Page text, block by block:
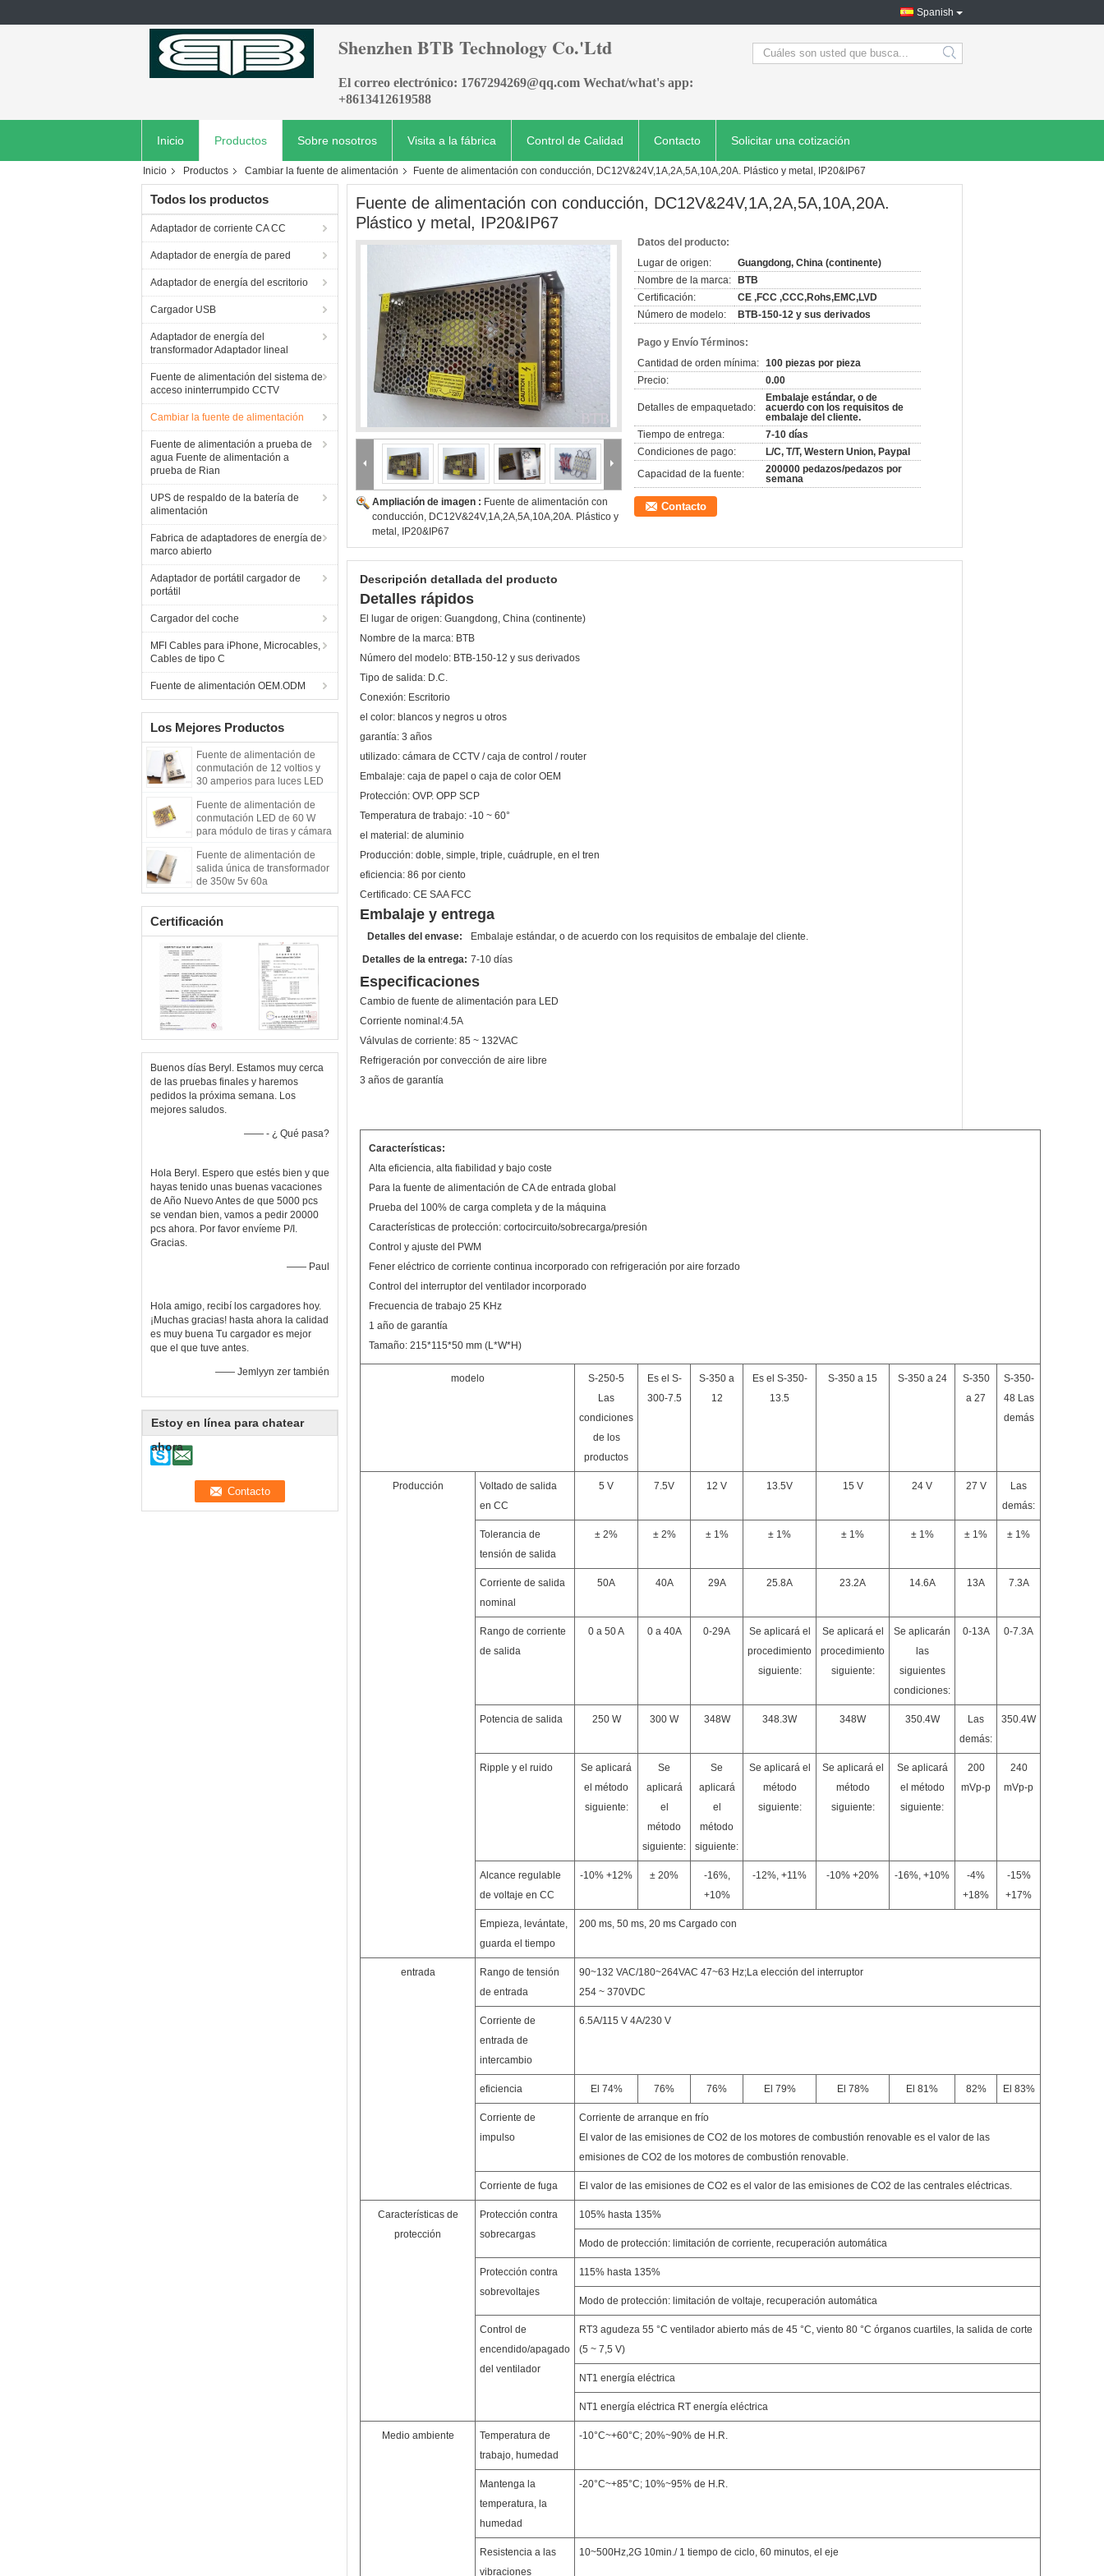
Spanish
Shenzhen BTB Technology Co.'Ltd
El correo electrónico: 1767294269@qq.com Wechat/what's app:
+8613412619588
search
Inicio Productos Sobre nosotros Visita a la fábrica Control de Calidad Contacto Solicitar una cotización
Inicio Productos Cambiar la fuente de alimentación Fuente de alimentación con conducción, DC12V&24V,1A,2A,5A,10A,20A. Plástico y metal, IP20&IP67
Todos los productos
Adaptador de corriente CA CC
Adaptador de energía de pared
Adaptador de energía del escritorio
Cargador USB
Adaptador de energía del
transformador Adaptador lineal
Fuente de alimentación del sistema de
acceso ininterrumpido CCTV
Cambiar la fuente de alimentación
Fuente de alimentación a prueba de
agua Fuente de alimentación a
prueba de Rian
UPS de respaldo de la batería de
alimentación
Fabrica de adaptadores de energía de
marco abierto
Adaptador de portátil cargador de
portátil
Cargador del coche
MFI Cables para iPhone, Microcables,
Cables de tipo C
Fuente de alimentación OEM.ODM
Los Mejores Productos
Fuente de alimentación de
conmutación de 12 voltios y
30 amperios para luces LED
Fuente de alimentación de
conmutación LED de 60 W
para módulo de tiras y cámara
Fuente de alimentación de
salida única de transformador
de 350w 5v 60a
Certificación
Buenos días Beryl. Estamos muy cerca
de las pruebas finales y haremos
pedidos la próxima semana. Los
mejores saludos.
—— - ¿ Qué pasa?
Hola Beryl. Espero que estés bien y que
hayas tenido unas buenas vacaciones
de Año Nuevo Antes de que 5000 pcs
se vendan bien, vamos a pedir 20000
pcs ahora. Por favor envíeme P/I.
Gracias.
—— Paul
Hola amigo, recibí los cargadores hoy.
¡Muchas gracias! hasta ahora la calidad
es muy buena Tu cargador es mejor
que el que tuve antes.
—— Jemlyyn zer también
Estoy en línea para chatear
ahora
Fuente de alimentación con conducción, DC12V&24V,1A,2A,5A,10A,20A.
Plástico y metal, IP20&IP67
Ampliación de imagen : Fuente de alimentación con
conducción, DC12V&24V,1A,2A,5A,10A,20A. Plástico y
metal, IP20&IP67
Datos del producto:
Lugar de origen:
Guangdong, China (continente)
Nombre de la marca:
BTB
Certificación:
CE ,FCC ,CCC,Rohs,EMC,LVD
Número de modelo:
BTB-150-12 y sus derivados
Pago y Envío Términos:
Cantidad de orden mínima: 100 piezas por pieza
Precio:
0.00
Detalles de empaquetado:
Embalaje estándar, o de
acuerdo con los requisitos de
embalaje del cliente.
Tiempo de entrega:
7-10 días
Condiciones de pago:
L/C, T/T, Western Union, Paypal
Capacidad de la fuente:
200000 pedazos/pedazos por
semana
Contacto
Descripción detallada del producto
Detalles rápidos
El lugar de origen: Guangdong, China (continente)
Nombre de la marca: BTB
Número del modelo: BTB-150-12 y sus derivados
Tipo de salida: D.C.
Conexión: Escritorio
el color: blancos y negros u otros
garantía: 3 años
utilizado: cámara de CCTV / caja de control / router
Embalaje: caja de papel o caja de color OEM
Protección: OVP. OPP SCP
Temperatura de trabajo: -10 ~ 60°
el material: de aluminio
Producción: doble, simple, triple, cuádruple, en el tren
eficiencia: 86 por ciento
Certificado: CE SAA FCC
Embalaje y entrega
Detalles del envase:
Embalaje estándar, o de acuerdo con los requisitos de embalaje del cliente.
Detalles de la entrega: 7-10 días
Especificaciones
Cambio de fuente de alimentación para LED
Corriente nominal:4.5A
Válvulas de corriente: 85 ~ 132VAC
Refrigeración por convección de aire libre
3 años de garantía
Características:
Alta eficiencia, alta fiabilidad y bajo coste
Para la fuente de alimentación de CA de entrada global
Prueba del 100% de carga completa y de la máquina
Características de protección: cortocircuito/sobrecarga/presión
Control y ajuste del PWM
Fener eléctrico de corriente continua incorporado con refrigeración por aire forzado
Control del interruptor del ventilador incorporado
Frecuencia de trabajo 25 KHz
1 año de garantía
Tamaño: 215*115*50 mm (L*W*H)
modelo
S-250-5
Las
condiciones
de los
productos
Es el S-
300-7.5
S-350 a
12
Es el S-350-
13.5
S-350 a 15 S-350 a 24
S-350
a 27
S-350-
48 Las
demás
Producción
Voltado de salida
en CC
5 V 7.5V 12 V 13.5V 15 V 24 V 27 V
Las
demás:
Tolerancia de
tensión de salida
± 2% ± 2% ± 1% ± 1% ± 1% ± 1% ± 1% ± 1%
Corriente de salida
nominal
50A 40A 29A 25.8A 23.2A 14.6A 13A 7.3A
Rango de corriente
de salida
0 a 50 A 0 a 40A 0-29A
Se aplicará el
procedimiento
siguiente:
Se aplicará el
procedimiento
siguiente:
Se aplicarán
las
siguientes
condiciones:
0-13A 0-7.3A
Potencia de salida 250 W 300 W 348W 348.3W 348W 350.4W
Las
demás:
350.4W
Ripple y el ruido
Se aplicará
el método
siguiente:
Se
aplicará
el
método
siguiente:
Se
aplicará
el
método
siguiente:
Se aplicará el
método
siguiente:
Se aplicará el
método
siguiente:
Se aplicará
el método
siguiente:
200
mVp-p
240
mVp-p
Alcance regulable
de voltaje en CC
-10% +12% ± 20%
-16%,
+10%
-12%, +11% -10% +20% -16%, +10%
-4%
+18%
-15%
+17%
Empieza, levántate,
guarda el tiempo
200 ms, 50 ms, 20 ms Cargado con
entrada
Rango de tensión
de entrada
90~132 VAC/180~264VAC 47~63 Hz;La elección del interruptor
254 ~ 370VDC
Corriente de
entrada de
intercambio
6.5A/115 V 4A/230 V
eficiencia El 74% 76% 76% El 79% El 78% El 81% 82% El 83%
Corriente de
impulso
Corriente de arranque en frío
El valor de las emisiones de CO2 de los motores de combustión renovable es el valor de las
emisiones de CO2 de los motores de combustión renovable.
Corriente de fuga El valor de las emisiones de CO2 es el valor de las emisiones de CO2 de las centrales eléctricas.
Características de
protección
Protección contra
sobrecargas
105% hasta 135%
Modo de protección: limitación de corriente, recuperación automática
Protección contra
sobrevoltajes
115% hasta 135%
Modo de protección: limitación de voltaje, recuperación automática
Control de
encendido/apagado
del ventilador
RT3 agudeza 55 °C ventilador abierto más de 45 °C, viento 80 °C órganos cuartiles, la salida de corte
(5 ~ 7,5 V)
NT1 energía eléctrica
NT1 energía eléctrica RT energía eléctrica
Medio ambiente
Temperatura de
trabajo, humedad
-10°C~+60°C; 20%~90% de H.R.
Mantenga la
temperatura, la
humedad
-20°C~+85°C; 10%~95% de H.R.
Resistencia a las
vibraciones
10~500Hz,2G 10min./ 1 tiempo de ciclo, 60 minutos, el eje